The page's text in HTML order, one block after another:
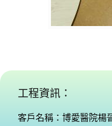
工程資訊：
客戶名稱：博愛醫院楊